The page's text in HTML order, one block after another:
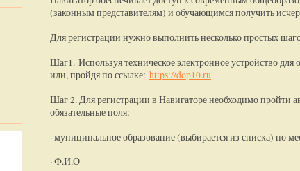
(законным представителям) и обучающимся получить
Для регистрации нужно выполнить несколько простых
Шаг1. Используя техническое электронное устройство
или, пройдя по ссылке: https://dop10.ru
Шаг 2. Для регистрации в Навигаторе необходимо пройти
обязательные поля:
· муниципальное образование (выбирается из списка) по
· Ф.И.О